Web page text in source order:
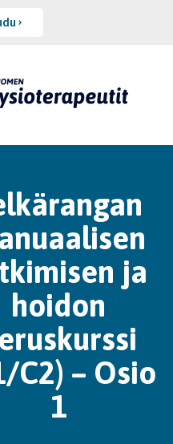
ja
hoidon
C2) – Osio
1